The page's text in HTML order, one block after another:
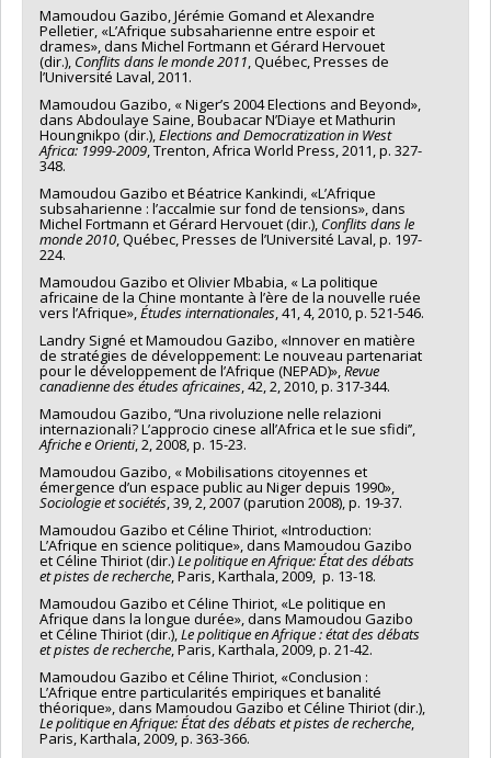
Mamoudou Gazibo, Jérémie Gomand et Alexandre
Pelletier, «L’Afrique subsaharienne entre espoir et
drames», dans Michel Fortmann et Gérard Hervouet
(dir.), Conflits dans le monde 2011, Québec, Presses de
l’Université Laval, 2011.
Mamoudou Gazibo, « Niger’s 2004 Elections and Beyond»,
dans Abdoulaye Saine, Boubacar N’Diaye et Mathurin
Houngnikpo (dir.),Elections and Democratization in West
Africa: 1999-2009, Trenton, Africa World Press, 2011, p. 327-
348.
Mamoudou Gazibo et Béatrice Kankindi, «L’Afrique
subsaharienne : l’accalmie sur fond de tensions», dans
Michel Fortmann et Gérard Hervouet (dir.), Conflits dans le
monde 2010, Québec, Presses de l’Université Laval, p. 197-
224.
Mamoudou Gazibo et Olivier Mbabia, « La politique
africaine de la Chine montante à l’ère de la nouvelle ruée
vers l’Afrique»,Études internationales, 41, 4, 2010, p. 521-546.
Landry Signé et Mamoudou Gazibo, «Innover en matière
de stratégies de développement: Le nouveau partenariat
pour le développement de l’Afrique (NEPAD)»,Revue
canadienne des études africaines, 42, 2, 2010, p. 317-344.
Mamoudou Gazibo, ‘‘Una rivoluzione nelle relazioni
internazionali? L’approcio cinese all’Africa et le sue sfidi’’,
Afriche e Orienti, 2, 2008, p. 15-23.
Mamoudou Gazibo, « Mobilisations citoyennes et
émergence d’un espace public au Niger depuis 1990»,
Sociologie et sociétés, 39, 2, 2007 (parution 2008), p. 19-37.
Mamoudou Gazibo et Céline Thiriot, «Introduction:
L’Afrique en science politique», dans Mamoudou Gazibo
et Céline Thiriot (dir.)Le politique en Afrique: État des débats
et pistes de recherche, Paris, Karthala, 2009, p. 13-18.
Mamoudou Gazibo et Céline Thiriot, «Le politique en
Afrique dans la longue durée», dans Mamoudou Gazibo
et Céline Thiriot (dir.),Le politique en Afrique : état des débats
et pistes de recherche, Paris, Karthala, 2009, p. 21-42.
Mamoudou Gazibo et Céline Thiriot, «Conclusion :
L’Afrique entre particularités empiriques et banalité
théorique», dans Mamoudou Gazibo et Céline Thiriot (dir.),
Le politique en Afrique: État des débats et pistes de recherche,
Paris, Karthala, 2009, p. 363-366.